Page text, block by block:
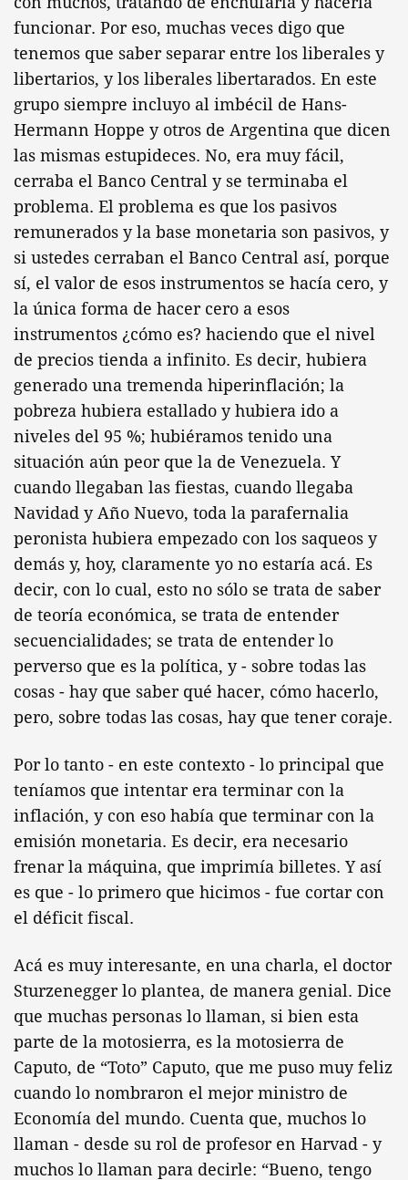
funcionar. Por eso, muchas veces digo que
tenemos que saber separar entre los liberales y
libertarios, y los liberales libertarados. En este
grupo siempre incluyo al imbécil de Hans-
Hermann Hoppe y otros de Argentina que dicen
las mismas estupideces. No, era muy fácil,
cerraba el Banco Central y se terminaba el
problema. El problema es que los pasivos
remunerados y la base monetaria son pasivos, y
si ustedes cerraban el Banco Central así, porque
sí, el valor de esos instrumentos se hacía cero, y
la única forma de hacer cero a esos
instrumentos ¿cómo es? haciendo que el nivel
de precios tienda a infinito. Es decir, hubiera
generado una tremenda hiperinflación; la
pobreza hubiera estallado y hubiera ido a
niveles del 95 %; hubiéramos tenido una
situación aún peor que la de Venezuela. Y
cuando llegaban las fiestas, cuando llegaba
Navidad y Año Nuevo, toda la parafernalia
peronista hubiera empezado con los saqueos y
demás y, hoy, claramente yo no estaría acá. Es
decir, con lo cual, esto no sólo se trata de saber
de teoría económica, se trata de entender
secuencialidades; se trata de entender lo
perverso que es la política, y - sobre todas las
cosas - hay que saber qué hacer, cómo hacerlo,
pero, sobre todas las cosas, hay que tener coraje.
Por lo tanto - en este contexto - lo principal que
teníamos que intentar era terminar con la
inflación, y con eso había que terminar con la
emisión monetaria. Es decir, era necesario
frenar la máquina, que imprimía billetes. Y así
es que - lo primero que hicimos - fue cortar con
el déficit fiscal.
Acá es muy interesante, en una charla, el doctor
Sturzenegger lo plantea, de manera genial. Dice
que muchas personas lo llaman, si bien esta
parte de la motosierra, es la motosierra de
Caputo, de “Toto” Caputo, que me puso muy feliz
cuando lo nombraron el mejor ministro de
Economía del mundo. Cuenta que, muchos lo
llaman - desde su rol de profesor en Harvad - y
muchos lo llaman para decirle: “Bueno, tengo